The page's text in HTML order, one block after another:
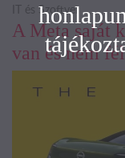
A Meta saját
van és nem
IT és Szoftver